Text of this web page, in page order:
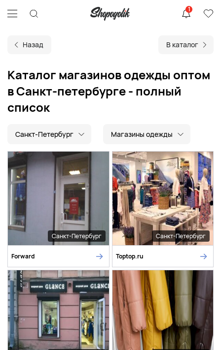
1
Назад В каталог
Каталог магазинов одежды оптом
в Санкт-петербурге - полный
список
Санкт-Петербург Магазины одежды
Санкт-Петербург
Forward
Санкт-Петербург
Toptop.ru